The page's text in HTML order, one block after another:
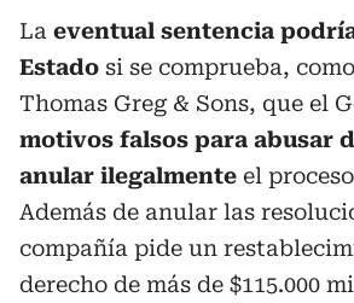
La eventual sentencia
Estado si se comprueba,
Thomas Greg & Sons, que el
motivos falsos para abusar
anular ilegalmente el
Además de anular las
compañía pide un
derecho de más de $115.000